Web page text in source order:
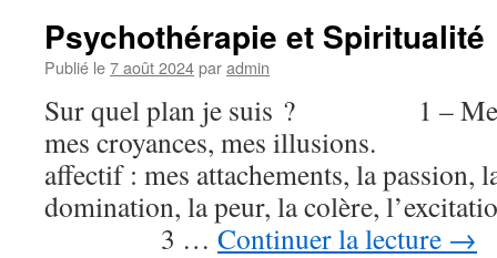
Psychothérapie et Spiritualité
Publié le7 août 2024paradmin
Sur quel plan je suis ? 1 –
mes croyances, mes illusions. 2
affectif : mes attachements, la passion,
domination, la peur, la colère,
3 … Continuer la lecture →